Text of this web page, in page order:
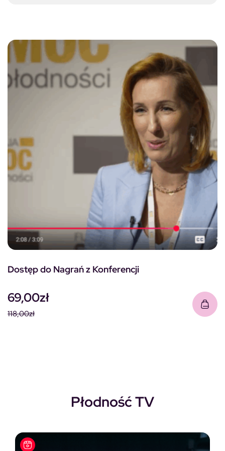
Dostęp do Nagrań z Konferencji
118,00zł
69,00zł
Płodność TV